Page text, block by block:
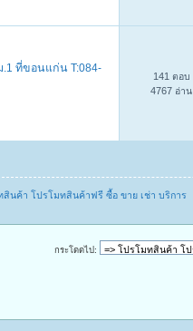
.1 ที่ขอนแก่น T:084-
141 ตอบ
4767 อ่าน
สินค้า โปรโมทสินค้าฟรี ซื้อ ขาย เช่า บริการ
กระโดดไป: